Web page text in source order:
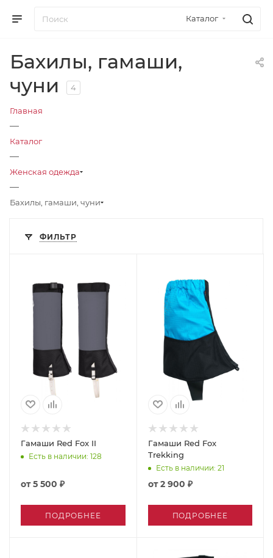
Каталог
Бахилы, гамаши,
чуни
4
Главная
—
Каталог
—
Женская одежда
—
Бахилы, гамаши, чуни
ФИЛЬТР
Гамаши Red Fox II
Есть в наличии: 128
от5 500 ₽
ПОДРОБНЕЕ
Гамаши Red Fox
Trekking
Есть в наличии: 21
от2 900 ₽
ПОДРОБНЕЕ